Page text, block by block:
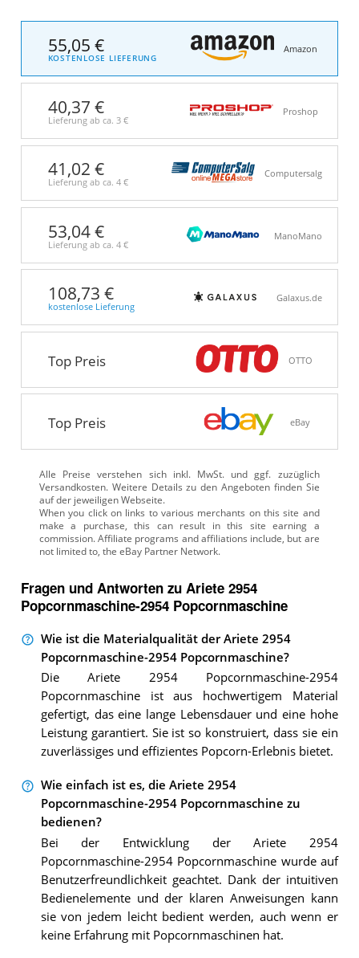
55,05 €
KOSTENLOSE LIEFERUNG
Amazon
40,37 €
Lieferung ab ca. 3 €
Proshop
41,02 €
Lieferung ab ca. 4 €
Computersalg
53,04 €
Lieferung ab ca. 4 €
ManoMano
108,73 €
kostenlose Lieferung
Galaxus.de
Top Preis OTTO
Top Preis eBay
Alle Preise verstehen sich inkl. MwSt. und ggf. zuzüglich
Versandkosten. Weitere Details zu den Angeboten finden Sie
auf der jeweiligen Webseite.
Fragen und Antworten zu Ariete 2954
Popcornmaschine-2954 Popcornmaschine
Wie ist die Materialqualität der Ariete 2954
Popcornmaschine-2954 Popcornmaschine?
Die Ariete 2954 Popcornmaschine-2954
Popcornmaschine ist aus hochwertigem Material
gefertigt, das eine lange Lebensdauer und eine hohe
Leistung garantiert. Sie ist so konstruiert, dass sie ein
zuverlässiges und effizientes Popcorn-Erlebnis bietet.
Wie einfach ist es, die Ariete 2954
Popcornmaschine-2954 Popcornmaschine zu
bedienen?
Bei der Entwicklung der Ariete 2954
Popcornmaschine-2954 Popcornmaschine wurde auf
Benutzerfreundlichkeit geachtet. Dank der intuitiven
Bedienelemente und der klaren Anweisungen kann
sie von jedem leicht bedient werden, auch wenn er
keine Erfahrung mit Popcornmaschinen hat.